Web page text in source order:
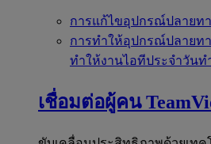
การแก้ไขอุปกรณ์ปลายท
การทำให้อุปกรณ์ปลายท
ทำให้งานไอทีประจำวัน
เชื่อมต่อผู้คน